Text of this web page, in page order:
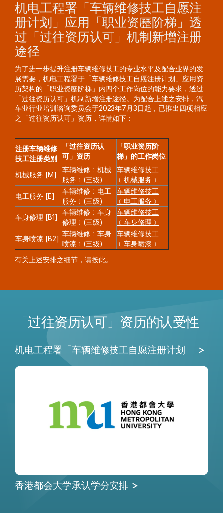
机电工程署「车辆维修技工自愿注
册计划」应用「职业资歷阶梯」透
过「过往资历认可」机制新增注册
途径
为了进一步提升注册车辆维修技工的专业水平及配合业界的发
展需要，机电工程署于「车辆维修技工自愿注册计划」应用资
历架构的「职业资歷阶梯」内四个工作岗位的能力要求，透过
「过往资历认可」机制新增注册途径。为配合上述之安排，汽
车业行业培训谘询委员会于2023年7月3日起，已推出四项相应
之「过往资历认可」资历，详情如下：
注册车辆维修
技工注册类别
「过往资历认
可」资历
「职业资历阶
梯」的工作岗位
机械服务 [M]
车辆维修﹝机械
服务﹞(三级)
车辆维修技工
﹝机械服务﹞
电工服务 [E]
车辆维修﹝电工
服务﹞(三级)
车辆维修技工
﹝电工服务﹞
车身修理 [B1]
车辆维修﹝车身
修理﹞(三级)
车辆维修技工
﹝车身修理﹞
车身喷漆 [B2]
车辆维修﹝车身
喷漆﹞(三级)
车辆维修技工
﹝车身喷漆﹞
有关上述安排之细节，请按此。
「过往资历认可」资历的认受性
机电工程署「车辆维修技工自愿注册计划」
香港都会大学承认学分安排